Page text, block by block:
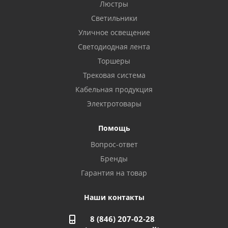
Бузулук, ул. Октябрьская, 24
Балаково, ул. Комарова, 55
Октябрьский, ул. Свердлова, 28
Азнакаево, ул. Булгар, 2. ТЦ "Акчарлак"
Стерлитамак, ул. Вокзальная, 13
Магнитогорск, ул. Труда, 14
Люстры
Светильники
Уличное освещение
Светодиодная лента
Торшеры
Трековая система
Кабельная продукция
Электротовары
Помощь
Вопрос-ответ
Бренды
Гарантия на товар
Наши контакты
8 (846) 207-02-28